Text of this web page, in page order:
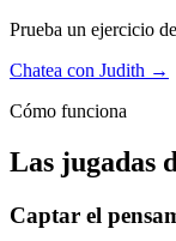
Prueba un ejercicio
Chatea con Judith →
Cómo funciona
Las jugadas
Captar el